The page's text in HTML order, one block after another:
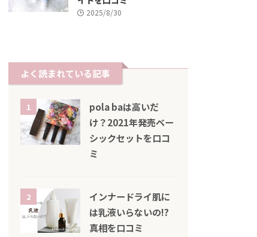
2025/8/30
よく読まれている記事
1
pola baは高いだ
け？2021年発売ベー
シックセットを口コ
ミ
2
インナードライ肌に
は乳液いらないの!?
真相を口コミ